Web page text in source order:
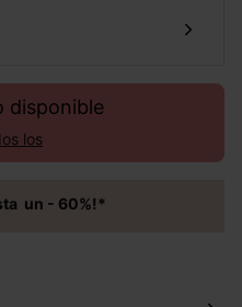
disponible
los
un - 60%!*